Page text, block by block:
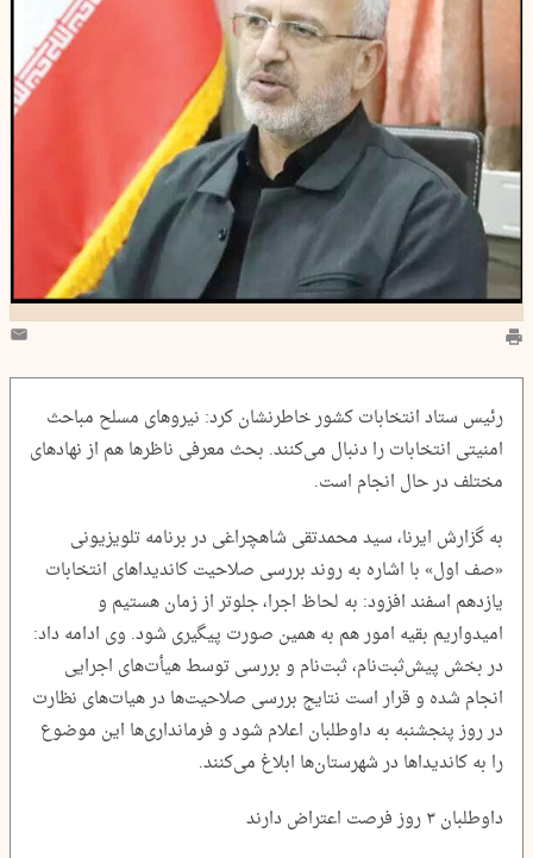
رئیس ستاد انتخابات کشور خاطرنشان کرد: نیروهای مسلح مباحث
امنیتی انتخابات را دنبال می‌کنند. بحث معرفی ناظرها هم از نهادهای
مختلف در حال انجام است.
به گزارش ایرنا، سید محمدتقی شاهچراغی در برنامه تلویزیونی
«صف اول» با اشاره به روند بررسی صلاحیت کاندیداهای انتخابات
یازدهم اسفند افزود: به لحاظ اجرا، جلوتر از زمان هستیم و
امیدواریم بقیه امور هم به همین صورت پیگیری شود. وی ادامه داد:
در بخش پیش‌ثبت‌نام، ثبت‌نام و بررسی توسط هیأت‌های اجرایی
انجام شده و قرار است نتایج بررسی صلاحیت‌ها در هیات‌های نظارت
در روز پنجشنبه به داوطلبان اعلام شود و فرمانداری‌ها این موضوع
را به کاندیداها در شهرستان‌ها ابلاغ می‌کنند.
داوطلبان ۳ روز فرصت اعتراض دارند